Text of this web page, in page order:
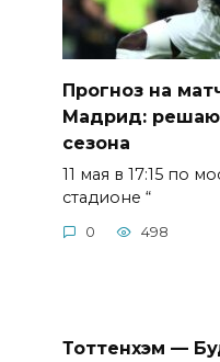
Прогноз на
Мадрид:
сезона
11 мая в 17:15 по
стадионе “
0 498
Тоттенхэм —